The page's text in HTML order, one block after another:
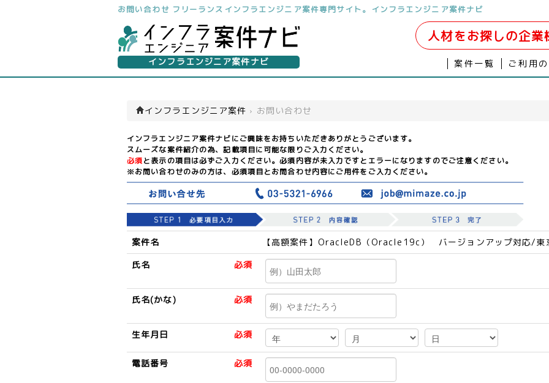
お問い合わせ フリーランスインフラエンジニア案件専門サイト。インフラエンジニア案件ナビ
インフラエンジニア案件ナビ
人材をお探しの企業
案件一覧 ご利用
インフラエンジニア案件 › お問い合わせ
インフラエンジニア案件ナビにご興味をお持ちいただきありがとうございます。
スムーズな案件紹介の為、記載項目に可能な限りご入力ください。
必須 と表示の項目は必ずご入力ください。必須内容が未入力ですとエラーになりますのでご注意ください。
※お問い合わせのみの方は、必須項目とお問合わせ内容にご用件をご入力ください。
案件名 【高額案件】OracleDB（Oracle19c） バージョンアップ対応/東
氏名 必須
氏名(かな) 必須
生年月日 必須
電話番号 必須